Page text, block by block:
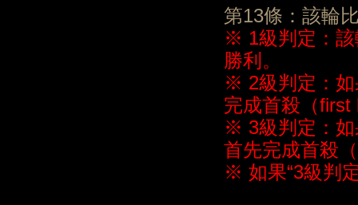
第13條：該輪
※ 1級判定：該
勝利。
※ 2級判定：如
完成首殺（first
※ 3級判定：如
首先完成首殺
※ 如果“3級判